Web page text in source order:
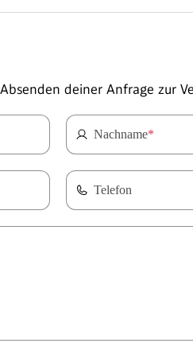
deiner Anfrage zur
Nachname*
Telefon